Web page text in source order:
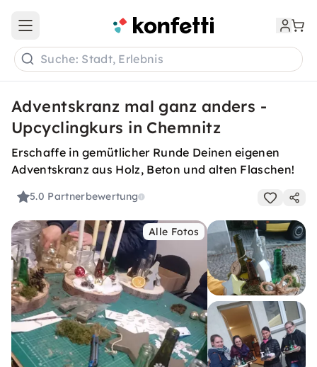
Open main menu
Suche: Stadt, Erlebnis
Adventskranz mal ganz anders -
Upcyclingkurs in Chemnitz
Erschaffe in gemütlicher Runde Deinen eigenen
Adventskranz aus Holz, Beton und alten Flaschen!
5.0 Partnerbewertung
Alle Fotos